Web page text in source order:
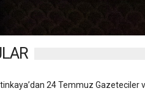
24 Temmuz Gazeteciler